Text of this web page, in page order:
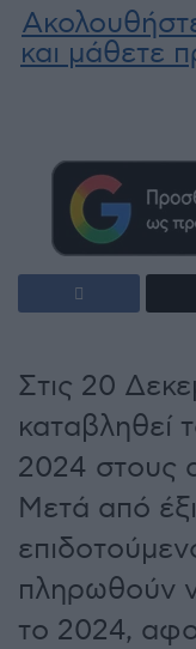
και μάθετε
Στις 20
καταβληθεί
2024 στους
Μετά από
πληρωθούν
το 2024,